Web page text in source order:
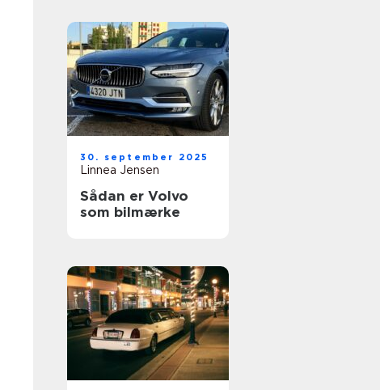
30. september 2025
Linnea Jensen
Sådan er Volvo
som bilmærke